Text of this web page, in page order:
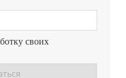
своих